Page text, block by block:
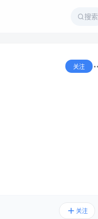
搜索
关注
关注